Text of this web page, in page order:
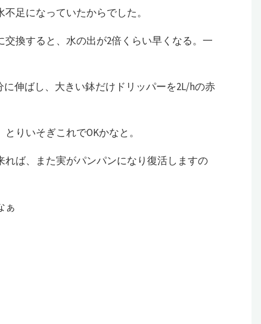
足になっていたからでした。
換すると、水の出が2倍くらい早くなる。一
伸ばし、大きい鉢だけドリッパーを2L/hの赤
りいそぎこれでOKかなと。
ば、また実がパンパンになり復活しますの
ぁ